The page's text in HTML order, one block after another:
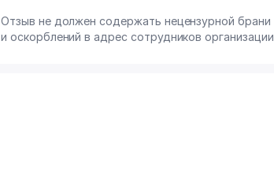
Отзыв не должен содержать нецензурной брани
и оскорблений в адрес сотрудников организации